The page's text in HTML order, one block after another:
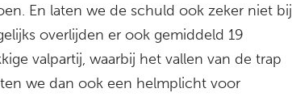
En laten we de schuld ook zeker niet bij
overlijden er ook gemiddeld 19
valpartij, waarbij het vallen van de trap
we dan ook een helmplicht voor